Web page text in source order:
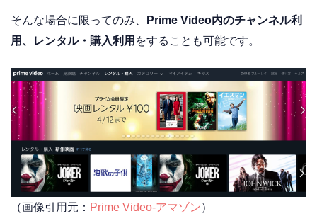
そんな場合に限ってのみ、
Prime Video内のチャンネル利
用、レンタル・購入利用 をすることも可能です。
（画像引用元： Prime Video-アマゾン）